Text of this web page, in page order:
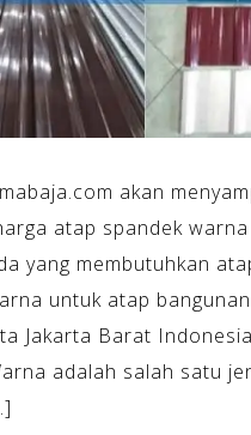
akan
atap spandek
yang membutuhkan
untuk atap
Jakarta Barat
adalah salah satu